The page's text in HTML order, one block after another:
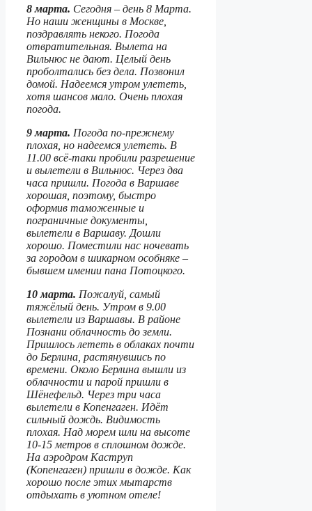
8 марта. Сегодня – день 8 Марта.
Но наши женщины в Москве,
поздравлять некого. Погода
отвратительная. Вылета на
Вильнюс не дают. Целый день
проболтались без дела. Позвонил
домой. Надеемся утром улететь,
хотя шансов мало. Очень плохая
погода.
9 марта. Погода по-прежнему
плохая, но надеемся улететь. В
11.00 всё-таки пробили разрешение
и вылетели в Вильнюс. Через два
часа пришли. Погода в Варшаве
хорошая, поэтому, быстро
оформив таможенные и
пограничные документы,
вылетели в Варшаву. Дошли
хорошо. Поместили нас ночевать
за городом в шикарном особняке –
бывшем имении пана Потоцкого.
10 марта. Пожалуй, самый
тяжёлый день. Утром в 9.00
вылетели из Варшавы. В районе
Познани облачность до земли.
Пришлось лететь в облаках почти
до Берлина, растянувшись по
времени. Около Берлина вышли из
облачности и парой пришли в
Шёнефельд. Через три часа
вылетели в Копенгаген. Идёт
сильный дождь. Видимость
плохая. Над морем шли на высоте
10-15 метров в сплошном дожде.
На аэродром Каструп
(Копенгаген) пришли в дожде. Как
хорошо после этих мытарств
отдыхать в уютном отеле!